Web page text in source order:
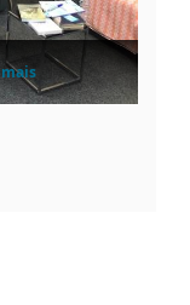
mais